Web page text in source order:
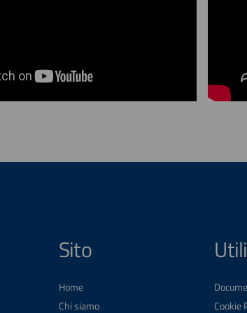
Sito
Home
Chi siamo
Cookie